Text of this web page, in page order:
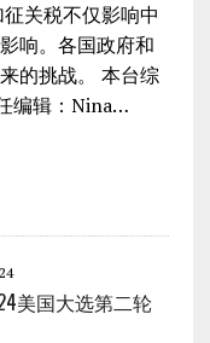
关税不仅影响中
响。各国政府和
的挑战。 本台综
编辑：Nina…
美国大选第二轮